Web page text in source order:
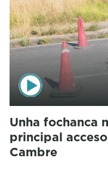
Unha fochanca
principal
Cambre